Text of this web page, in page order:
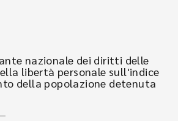
nazionale dei diritti delle
libertà personale sull'indice
della popolazione detenuta